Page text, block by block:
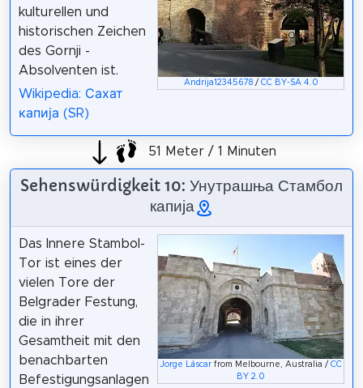
Andrija12345678/ CC BY-SA 4.0
kulturellen und
historischen Zeichen
des Gornji -
Absolventen ist.
Wikipedia: Сахат
капија (SR)
51 Meter / 1 Minuten
Sehenswürdigkeit 10: Унутрашња Стамбол
капија
Jorge Láscar from Melbourne, Australia /CC
BY 2.0
Das Innere Stambol-
Tor ist eines der
vielen Tore der
Belgrader Festung,
die in ihrer
Gesamtheit mit den
benachbarten
Befestigungsanlagen